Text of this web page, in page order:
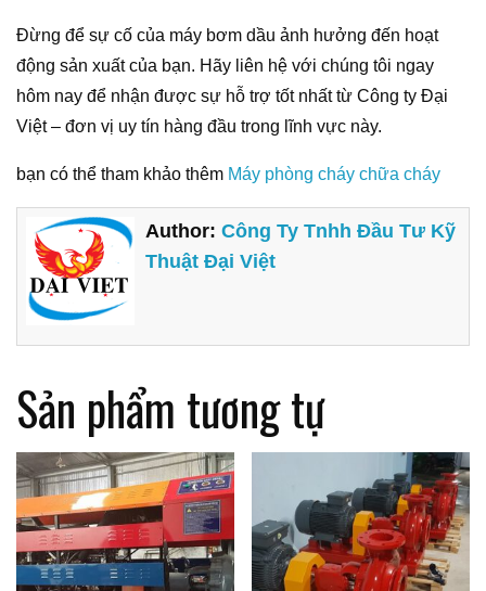
Đừng để sự cố của máy bơm dầu ảnh hưởng đến hoạt
động sản xuất của bạn. Hãy liên hệ với chúng tôi ngay
hôm nay để nhận được sự hỗ trợ tốt nhất từ Công ty Đại
Việt – đơn vị uy tín hàng đầu trong lĩnh vực này.
bạn có thể tham khảo thêm Máy phòng cháy chữa cháy
Author:Công Ty Tnhh Đầu Tư Kỹ
Thuật Đại Việt
Sản phẩm tương tự